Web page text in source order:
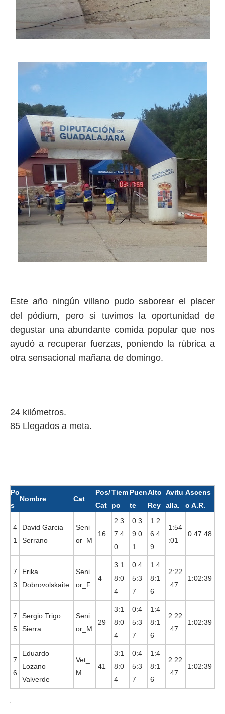
Este año ningún villano pudo saborear el placer
del pódium, pero si tuvimos la oportunidad de
degustar una abundante comida popular que nos
ayudó a recuperar fuerzas, poniendo la rúbrica a
otra sensacional mañana de domingo.
24 kilómetros.
85 Llegados a meta.
Po
s
Nombre Cat
Pos/
Cat
Tiem
po
Puen
te
Alto
Rey
Avitu
alla.
Ascens
o A.R.
4
1
David Garcia
Serrano
Seni
or_M
16
2:3
7:4
0
0:3
9:0
1
1:2
6:4
9
1:54
:01
0:47:48
7
3
Erika
Dobrovolskaite
Seni
or_F
4
3:1
8:0
4
0:4
5:3
7
1:4
8:1
6
2:22
:47
1:02:39
7
5
Sergio Trigo
Sierra
Seni
or_M
29
3:1
8:0
4
0:4
5:3
7
1:4
8:1
6
2:22
:47
1:02:39
7
6
Eduardo
Lozano
Valverde
Vet_
M
41
3:1
8:0
4
0:4
5:3
7
1:4
8:1
6
2:22
:47
1:02:39